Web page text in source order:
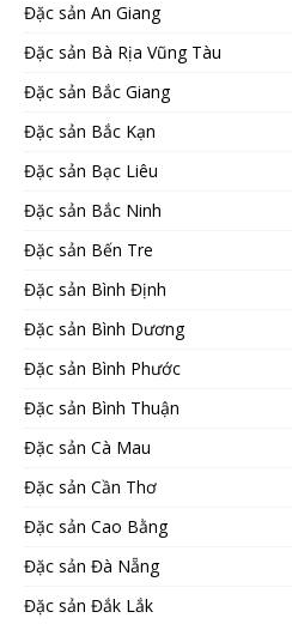
Đặc sản An Giang
Đặc sản Bà Rịa Vũng Tàu
Đặc sản Bắc Giang
Đặc sản Bắc Kạn
Đặc sản Bạc Liêu
Đặc sản Bắc Ninh
Đặc sản Bến Tre
Đặc sản Bình Định
Đặc sản Bình Dương
Đặc sản Bình Phước
Đặc sản Bình Thuận
Đặc sản Cà Mau
Đặc sản Cần Thơ
Đặc sản Cao Bằng
Đặc sản Đà Nẵng
Đặc sản Đắk Lắk